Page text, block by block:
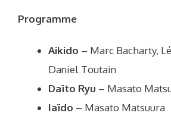
Programme
Aikido – Marc Bacharty,
Daniel Toutain
Daïto Ryu – Masato
Iaïdo – Masato Matsuura